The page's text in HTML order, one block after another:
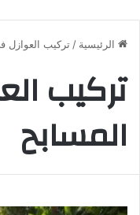
الرئيسية / تركيب العوازل
تركيب
المسابح